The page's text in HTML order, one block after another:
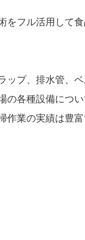
をフル活用して
ップ、排水管、
の各種設備につ
作業の実績は豊